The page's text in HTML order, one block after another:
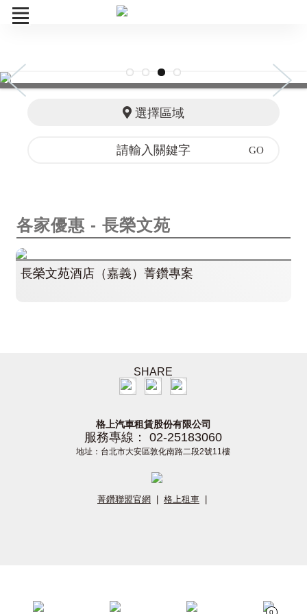
菁鑽券
選擇區域
各家優惠 - 長榮文苑
長榮文苑酒店（嘉義）菁鑽專案
SHARE
格上汽車租賃股份有限公司
服務專線： 02-25183060
地址：台北市大安區敦化南路二段2號11樓
菁鑽聯盟官網 | 格上租車 |
0